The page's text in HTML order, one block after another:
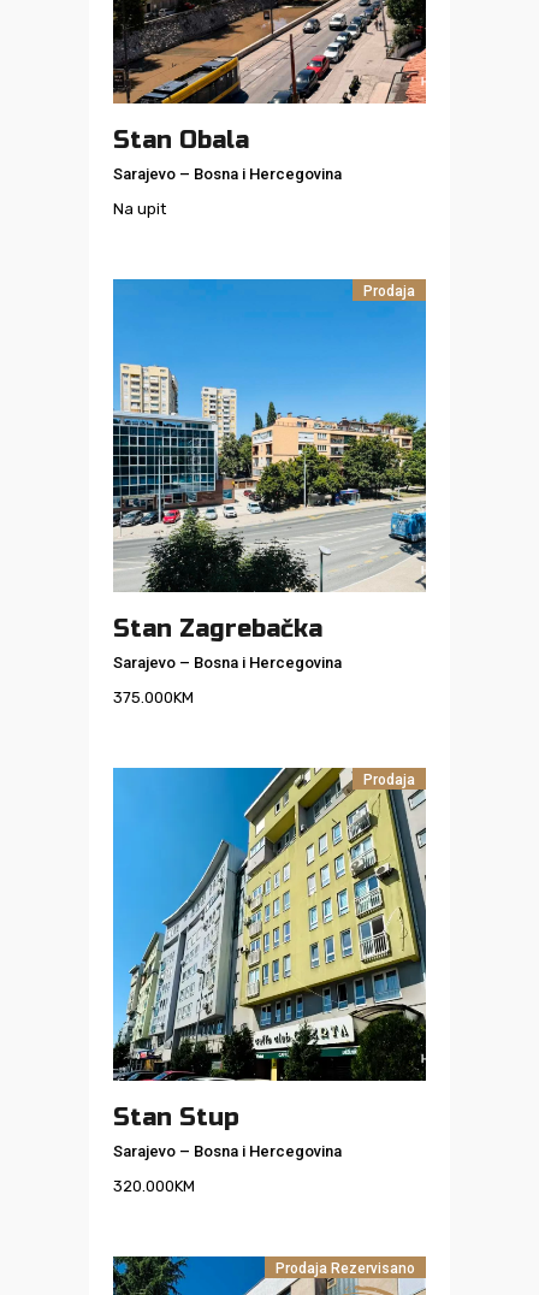
Stan Obala
Sarajevo – Bosna i Hercegovina
Na upit
Prodaja
Stan Zagrebačka
Sarajevo – Bosna i Hercegovina
375.000KM
Prodaja
Stan Stup
Sarajevo – Bosna i Hercegovina
320.000KM
Prodaja Rezervisano